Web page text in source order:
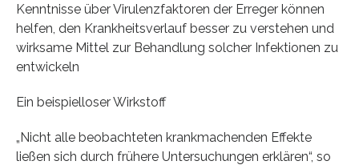
Kenntnisse über Virulenzfaktoren der Erreger können
helfen, den Krankheitsverlauf besser zu verstehen und
wirksame Mittel zur Behandlung solcher Infektionen zu
entwickeln
Ein beispielloser Wirkstoff
„Nicht alle beobachteten krankmachenden Effekte
ließen sich durch frühere Untersuchungen erklären“, so